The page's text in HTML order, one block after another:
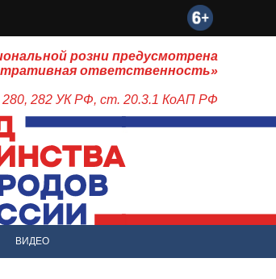
розни предусмотрена
ответственность»
282 УК РФ, ст. 20.3.1 КоАП РФ
ВИДЕО